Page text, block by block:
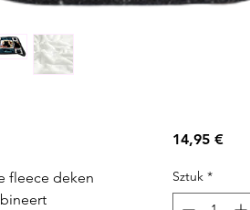
fleece deken
14,95 €Cena
Sztuk *